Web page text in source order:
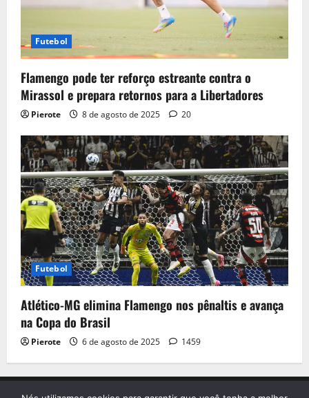
Futebol
Flamengo pode ter reforço estreante contra o
Mirassol e prepara retornos para a Libertadores
Pierote 8 de agosto de 2025 20
Futebol
Atlético-MG elimina Flamengo nos pênaltis e avança
na Copa do Brasil
Pierote 6 de agosto de 2025 1459
Início Contato Sobre nós Termo de Uso